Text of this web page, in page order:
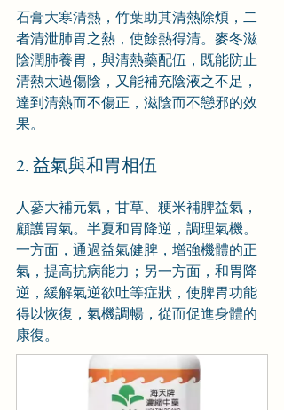
石膏大寒清熱，竹葉助其清熱除煩，二
者清泄肺胃之熱，使餘熱得清。麥冬滋
陰潤肺養胃，與清熱藥配伍，既能防止
清熱太過傷陰，又能補充陰液之不足，
達到清熱而不傷正，滋陰而不戀邪的效
果。
2. 益氣與和胃相伍
人蔘大補元氣，甘草、粳米補脾益氣，
顧護胃氣。半夏和胃降逆，調理氣機。
一方面，通過益氣健脾，增強機體的正
氣，提高抗病能力；另一方面，和胃降
逆，緩解氣逆欲吐等症狀，使脾胃功能
得以恢復，氣機調暢，從而促進身體的
康復。